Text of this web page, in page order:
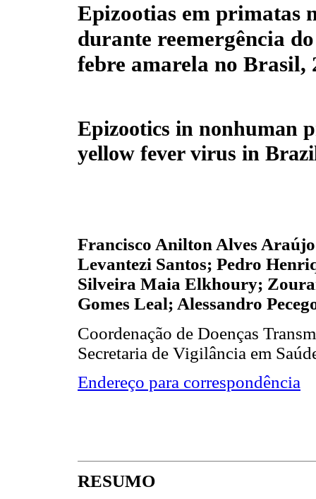
Epizootias em primatas
durante reemergência
febre amarela no Brasil,
Epizootics in nonhuman
yellow fever virus in
Francisco Anilton Alves
Levantezi Santos; Pedro
Silveira Maia Elkhoury;
Gomes Leal; Alessandro
Coordenação de Doenças
Secretaria de Vigilância em
Endereço para correspondência
RESUMO